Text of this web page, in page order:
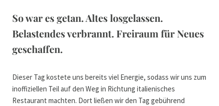
So war es getan. Altes losgelassen.
Belastendes verbrannt. Freiraum für Neues
geschaffen.
Dieser Tag kostete uns bereits viel Energie, sodass wir uns zum
inoffiziellen Teil auf den Weg in Richtung italienisches
Restaurant machten. Dort ließen wir den Tag gebührend